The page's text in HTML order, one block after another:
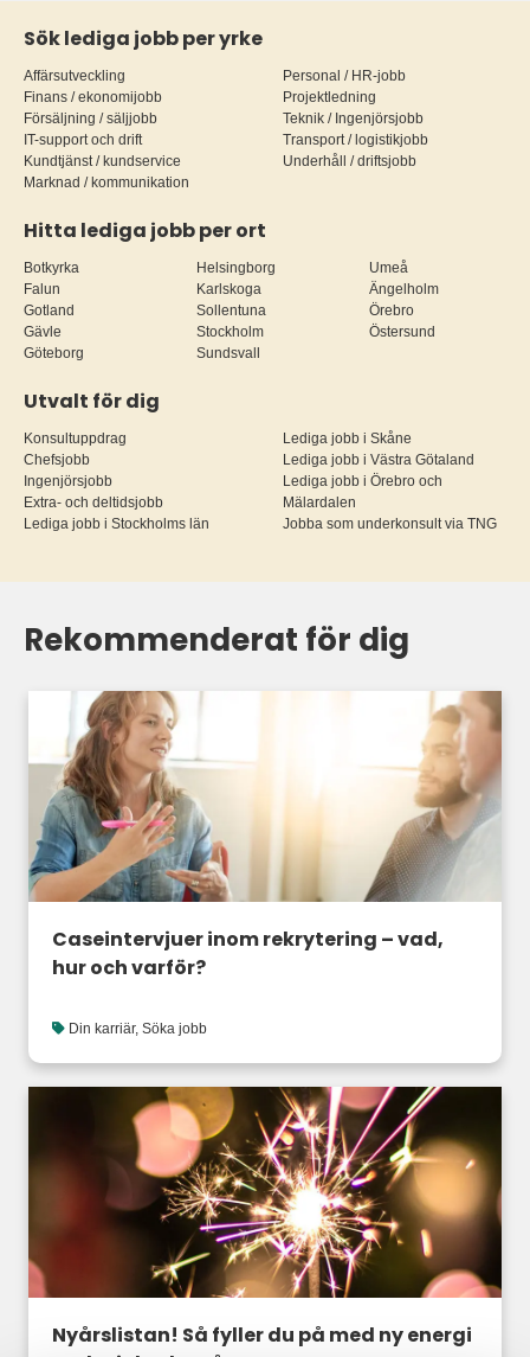
Sök lediga jobb per yrke
Affärsutveckling
Finans / ekonomijobb
Försäljning / säljjobb
IT-support och drift
Kundtjänst / kundservice
Marknad / kommunikation
Personal / HR-jobb
Projektledning
Teknik / Ingenjörsjobb
Transport / logistikjobb
Underhåll / driftsjobb
Hitta lediga jobb per ort
Botkyrka
Falun
Gotland
Gävle
Göteborg
Helsingborg
Karlskoga
Sollentuna
Stockholm
Sundsvall
Umeå
Ängelholm
Örebro
Östersund
Utvalt för dig
Konsultuppdrag
Chefsjobb
Ingenjörsjobb
Extra- och deltidsjobb
Lediga jobb i Stockholms län
Lediga jobb i Skåne
Lediga jobb i Västra Götaland
Lediga jobb i Örebro och
Mälardalen
Jobba som underkonsult via TNG
Rekommenderat för dig
Caseintervjuer inom rekrytering – vad,
hur och varför?
Din karriär, Söka jobb
Nyårslistan! Så fyller du på med ny energi